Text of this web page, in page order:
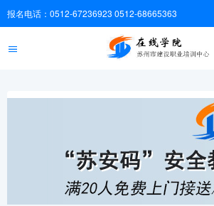
报名电话：0512-67236923 0512-68665363